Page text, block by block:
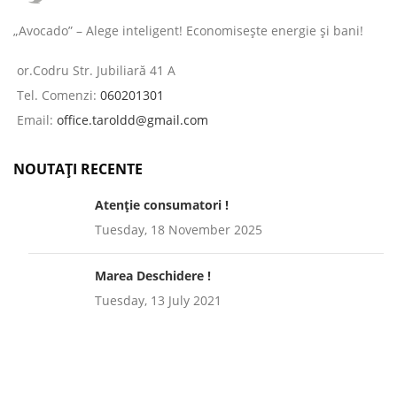
„Avocado” – Alege inteligent! Economisește energie și bani!
or.Codru Str. Jubiliară 41 A
Tel. Comenzi: 060201301
Email: office.taroldd@gmail.com
NOUTAȚI RECENTE
Atenție consumatori !
Tuesday, 18 November 2025
Marea Deschidere !
Tuesday, 13 July 2021